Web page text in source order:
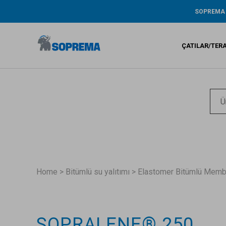
ÇEVRE /
GARANTİ
ÇATILAR/
Bitümlü
Sıvı su
Sentetik
Home > Bitümlü su yalıtımı > Elastomer Bitümlü